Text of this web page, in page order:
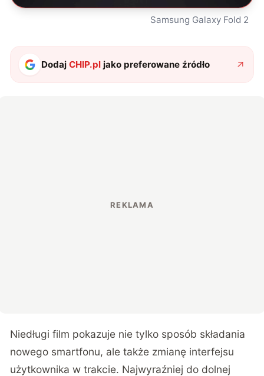
Samsung Galaxy Fold 2
DodajCHIP.pl jako preferowane źródło
Niedługi film pokazuje nie tylko sposób składania
nowego smartfonu, ale także zmianę interfejsu
użytkownika w trakcie. Najwyraźniej do dolnej